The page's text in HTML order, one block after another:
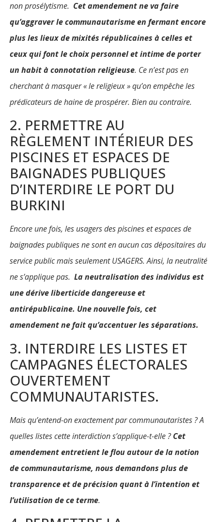
non prosélytisme. Cet amendement ne va faire
qu’aggraver le communautarisme en fermant encore
plus les lieux de mixités républicaines à celles et
ceux qui font le choix personnel et intime de porter
un habit à connotation religieuse. Ce n’est pas en
cherchant à masquer « le religieux»qu’on empêche les
prédicateurs de haine de prospérer. Bien au contraire.
2. PERMETTRE AU
RÈGLEMENT INTÉRIEUR DES
PISCINES ET ESPACES DE
BAIGNADES PUBLIQUES
D’INTERDIRE LE PORT DU
BURKINI
Encore une fois, les usagers des piscines et espaces de
baignades publiques ne sont en aucun cas dépositaires du
service public mais seulement USAGERS. Ainsi, la neutralité
ne s’applique pas. La neutralisation des individus est
une dérive liberticide dangereuse et
antirépublicaine. Une nouvelle fois, cet
amendement ne fait qu’accentuer les séparations.
3. INTERDIRE LES LISTES ET
CAMPAGNES ÉLECTORALES
OUVERTEMENT
COMMUNAUTARISTES.
Mais qu’entend-on exactement par communautaristes ? A
quelles listes cette interdiction s’applique-t-elle ?Cet
amendement entretient le flou autour de la notion
de communautarisme, nous demandons plus de
transparence et de précision quant à l’intention et
l’utilisation de ce terme.